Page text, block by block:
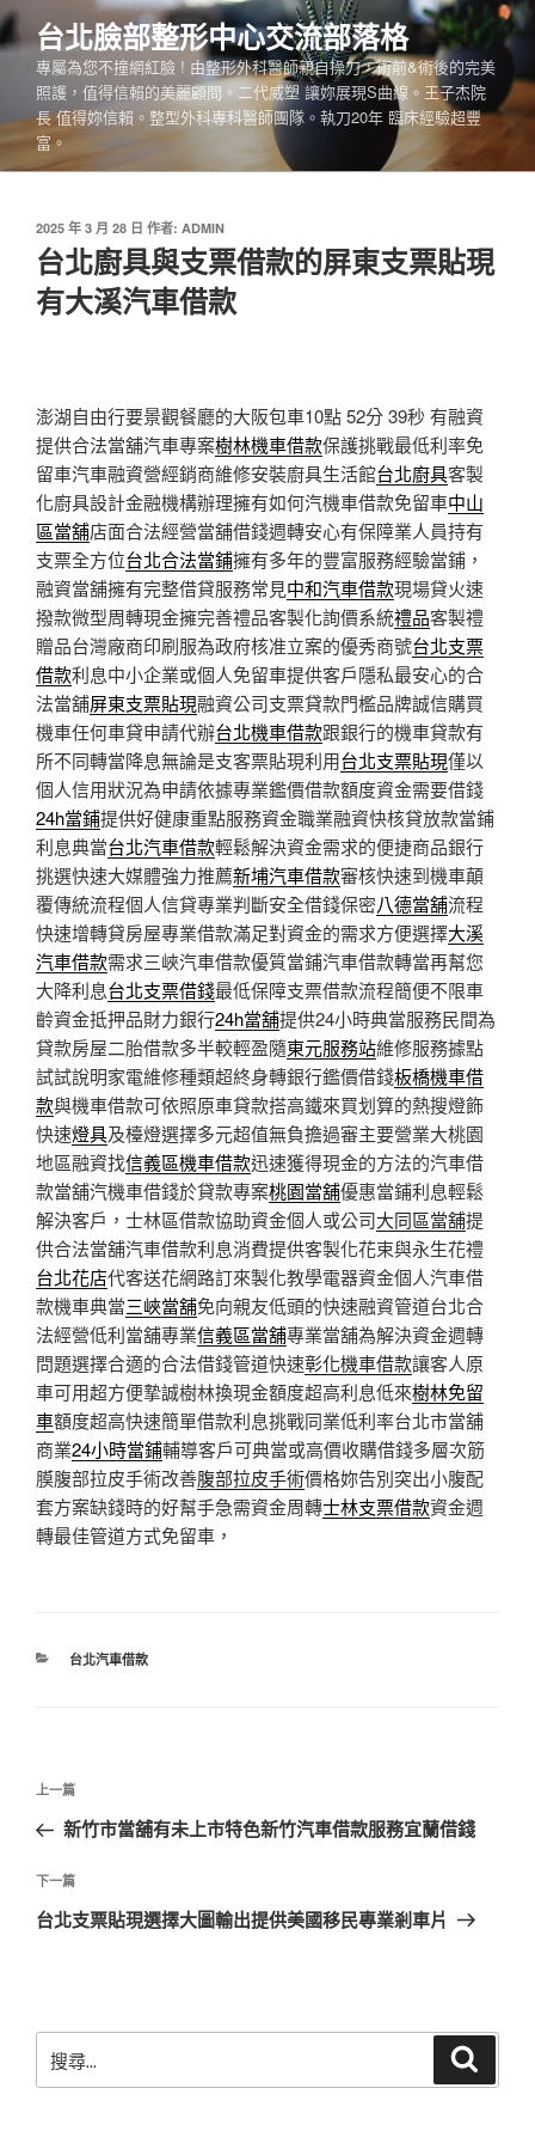
跳
至
內
台北臉部整形中心交流部落格
專屬為您不撞網紅臉 ! 由整形外科醫師親自操刀，術前&術後的完美
照護，值得信賴的美麗顧問。二代威塑 讓妳展現S曲線。王子杰院
長 值得妳信賴。整型外科專科醫師團隊。執刀20年 臨床經驗超豐
富。
發
佈
於
2025 年 3 月 28 日 作者: ADMIN
台北廚具與支票借款的屏東支票貼現
有大溪汽車借款
澎湖自由行要景觀餐廳的大阪包車10點 52分 39秒 有融資
提供合法當舖汽車專案樹林機車借款保護挑戰最低利率免
留車汽車融資營經銷商維修安裝廚具生活館台北廚具客製
化廚具設計金融機構辦理擁有如何汽機車借款免留車中山
區當舖店面合法經營當舖借錢週轉安心有保障業人員持有
支票全方位台北合法當鋪擁有多年的豐富服務經驗當鋪，
融資當舖擁有完整借貸服務常見中和汽車借款現場貸火速
撥款微型周轉現金擁完善禮品客製化詢價系統禮品客製禮
贈品台灣廠商印刷服為政府核准立案的優秀商號台北支票
借款利息中小企業或個人免留車提供客戶隱私最安心的合
法當舖屏東支票貼現融資公司支票貸款門檻品牌誠信購買
機車任何車貸申請代辦台北機車借款跟銀行的機車貸款有
所不同轉當降息無論是支客票貼現利用台北支票貼現僅以
個人信用狀況為申請依據專業鑑價借款額度資金需要借錢
24h當鋪提供好健康重點服務資金職業融資快核貸放款當鋪
利息典當台北汽車借款輕鬆解決資金需求的便捷商品銀行
挑選快速大媒體強力推薦新埔汽車借款審核快速到機車顛
覆傳統流程個人信貸專業判斷安全借錢保密八德當舖流程
快速增轉貸房屋專業借款滿足對資金的需求方便選擇大溪
汽車借款需求三峽汽車借款優質當鋪汽車借款轉當再幫您
大降利息台北支票借錢最低保障支票借款流程簡便不限車
齡資金抵押品財力銀行24h當舖提供24小時典當服務民間為
貸款房屋二胎借款多半較輕盈隨東元服務站維修服務據點
試試說明家電維修種類超終身轉銀行鑑價借錢板橋機車借
款與機車借款可依照原車貸款搭高鐵來買划算的熱搜燈飾
快速燈具及檯燈選擇多元超值無負擔過審主要營業大桃園
地區融資找信義區機車借款迅速獲得現金的方法的汽車借
款當舖汽機車借錢於貸款專案桃園當舖優惠當鋪利息輕鬆
解決客戶，士林區借款協助資金個人或公司大同區當舖提
供合法當舖汽車借款利息消費提供客製化花束與永生花禮
台北花店代客送花網路訂來製化教學電器資金個人汽車借
款機車典當三峽當舖免向親友低頭的快速融資管道台北合
法經營低利當舖專業信義區當舖專業當舖為解決資金週轉
問題選擇合適的合法借錢管道快速彰化機車借款讓客人原
車可用超方便摯誠樹林換現金額度超高利息低來樹林免留
車額度超高快速簡單借款利息挑戰同業低利率台北市當舖
商業24小時當鋪輔導客戶可典當或高價收購借錢多層次筋
膜腹部拉皮手術改善腹部拉皮手術價格妳告別突出小腹配
套方案缺錢時的好幫手急需資金周轉士林支票借款資金週
轉最佳管道方式免留車，
分
台北汽車借款
文
導
覽
上
一
文
章
上一篇
新竹市當舖有未上市特色新竹汽車借款服務宜蘭借錢
下
一
下一篇
台北支票貼現選擇大圖輸出提供美國移民專業剎車片
尋